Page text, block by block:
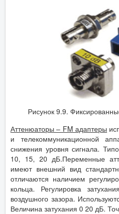
Рисунок 9.9.
Аттенюаторы – FM адаптеры
и телекоммуникационной
снижения уровня сигнала.
10, 15, 20 дБ.Переменные
имеют внешний вид
отличаются наличием
кольца. Регулировка
воздушного зазора.
Величина затухания 0 20 дБ.